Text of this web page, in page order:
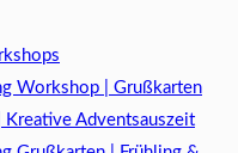
Workshop | Grußkarten
Adventsauszeit